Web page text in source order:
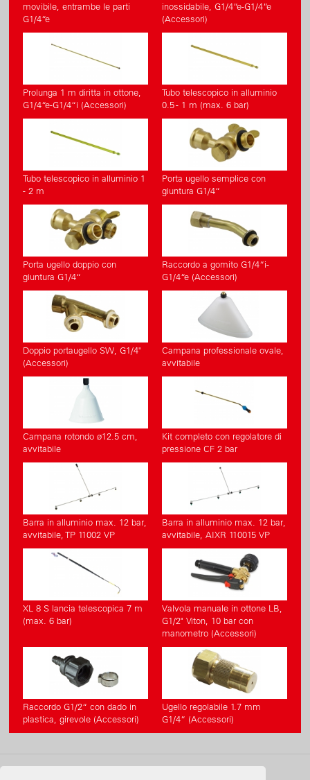
movibile, entrambe le parti
G1/4“e
inossidabile, G1/4“e-G1/4“e
(Accessori)
Prolunga 1 m diritta in ottone,
G1/4“e-G1/4“i (Accessori)
Tubo telescopico in alluminio
0.5 - 1 m (max. 6 bar)
Tubo telescopico in alluminio 1
- 2 m
Porta ugello semplice con
giuntura G1/4“
Porta ugello doppio con
giuntura G1/4“
Raccordo a gomito G1/4“i-
G1/4“e (Accessori)
Doppio portaugello SW, G1/4"
(Accessori)
Campana professionale ovale,
avvitabile
Campana rotondo ø12.5 cm,
avvitabile
Kit completo con regolatore di
pressione CF 2 bar
Barra in alluminio max. 12 bar,
avvitabile, TP 11002 VP
Barra in alluminio max. 12 bar,
avvitabile, AIXR 110015 VP
XL 8 S lancia telescopica 7 m
(max. 6 bar)
Valvola manuale in ottone LB,
G1/2" Viton, 10 bar con
manometro (Accessori)
Raccordo G1/2“ con dado in
plastica, girevole (Accessori)
Ugello regolabile 1.7 mm
G1/4“ (Accessori)